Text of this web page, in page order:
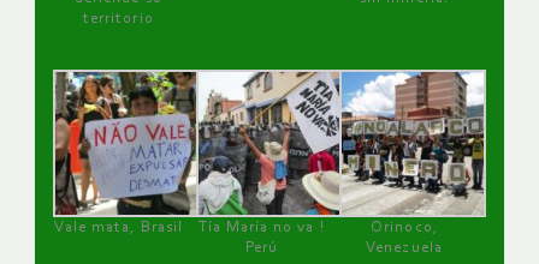
territorio
Vale mata, Brasil
Tía María no va !
Perú
Orinoco,
Venezuela